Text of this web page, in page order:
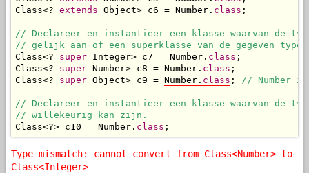
Class<? extends Object> c6 = Number. class ;
// Declareer en instantieer een klasse waarvan de
// gelijk aan of een superklasse van de gegeven
Class<? super Integer> c7 = Number. class ;
Class<? super Number> c8 = Number. class ;
Class<? super Object> c9 = Number. class ; // Number
// Declareer en instantieer een klasse waarvan de
// willekeurig kan zijn.
Class<?> c10 = Number. class ;
Type mismatch: cannot convert from Class<Number> to
Class<Integer>